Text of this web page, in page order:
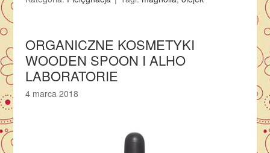
ORGANICZNE KOSMETYKI
WOODEN SPOON I ALHO
LABORATORIE
4 marca 2018